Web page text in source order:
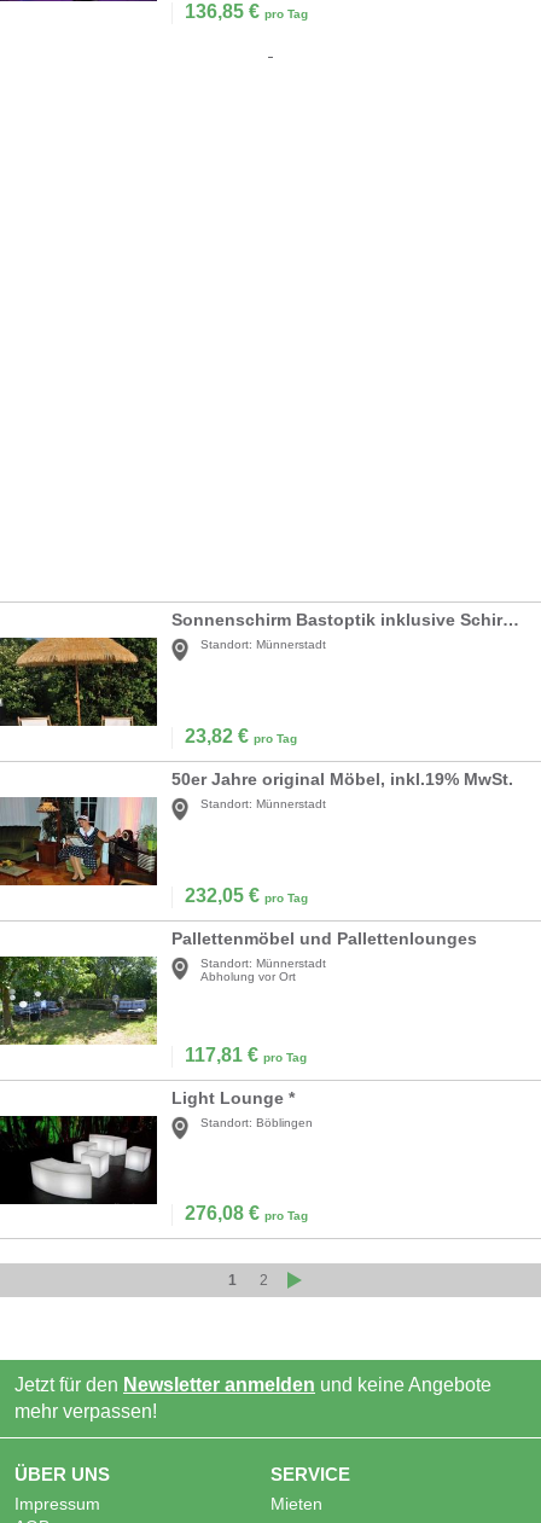
136,85 € pro Tag
Sonnenschirm Bastoptik inklusive Schirmständer inkl.19% MwSt.
Standort: Münnerstadt
23,82 € pro Tag
50er Jahre original Möbel, inkl.19% MwSt.
Standort: Münnerstadt
232,05 € pro Tag
Pallettenmöbel und Pallettenlounges
Standort: Münnerstadt
Abholung vor Ort
117,81 € pro Tag
Light Lounge *
Standort: Böblingen
276,08 € pro Tag
1 2
Jetzt für den Newsletter anmelden und keine Angebote
mehr verpassen!
ÜBER UNS
Impressum
SERVICE
Mieten